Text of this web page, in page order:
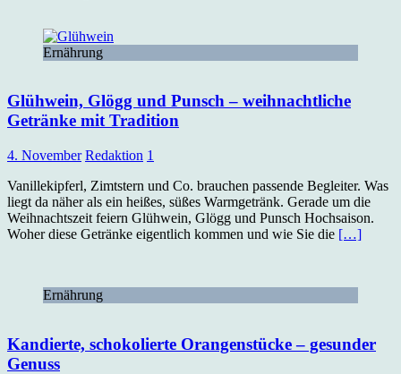
Ernährung
Glühwein, Glögg und Punsch – weihnachtliche
Getränke mit Tradition
4. November Redaktion 1
Vanillekipferl, Zimtstern und Co. brauchen passende Begleiter. Was
liegt da näher als ein heißes, süßes Warmgetränk. Gerade um die
Weihnachtszeit feiern Glühwein, Glögg und Punsch Hochsaison.
Woher diese Getränke eigentlich kommen und wie Sie die […]
Ernährung
Kandierte, schokolierte Orangenstücke – gesunder
Genuss